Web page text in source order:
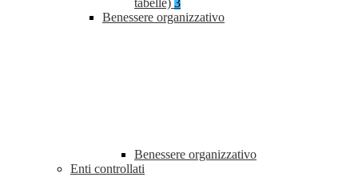
tabelle) 3
Benessere organizzativo
Benessere organizzativo
Enti controllati